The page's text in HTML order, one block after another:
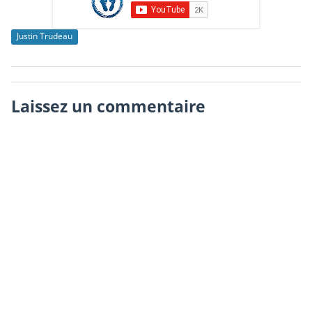
Justin Trudeau
Laissez un commentaire